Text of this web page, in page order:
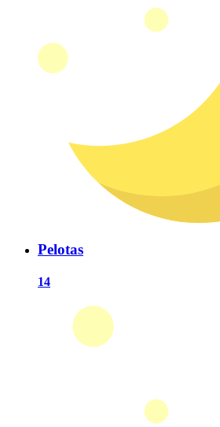
Pelotas
14